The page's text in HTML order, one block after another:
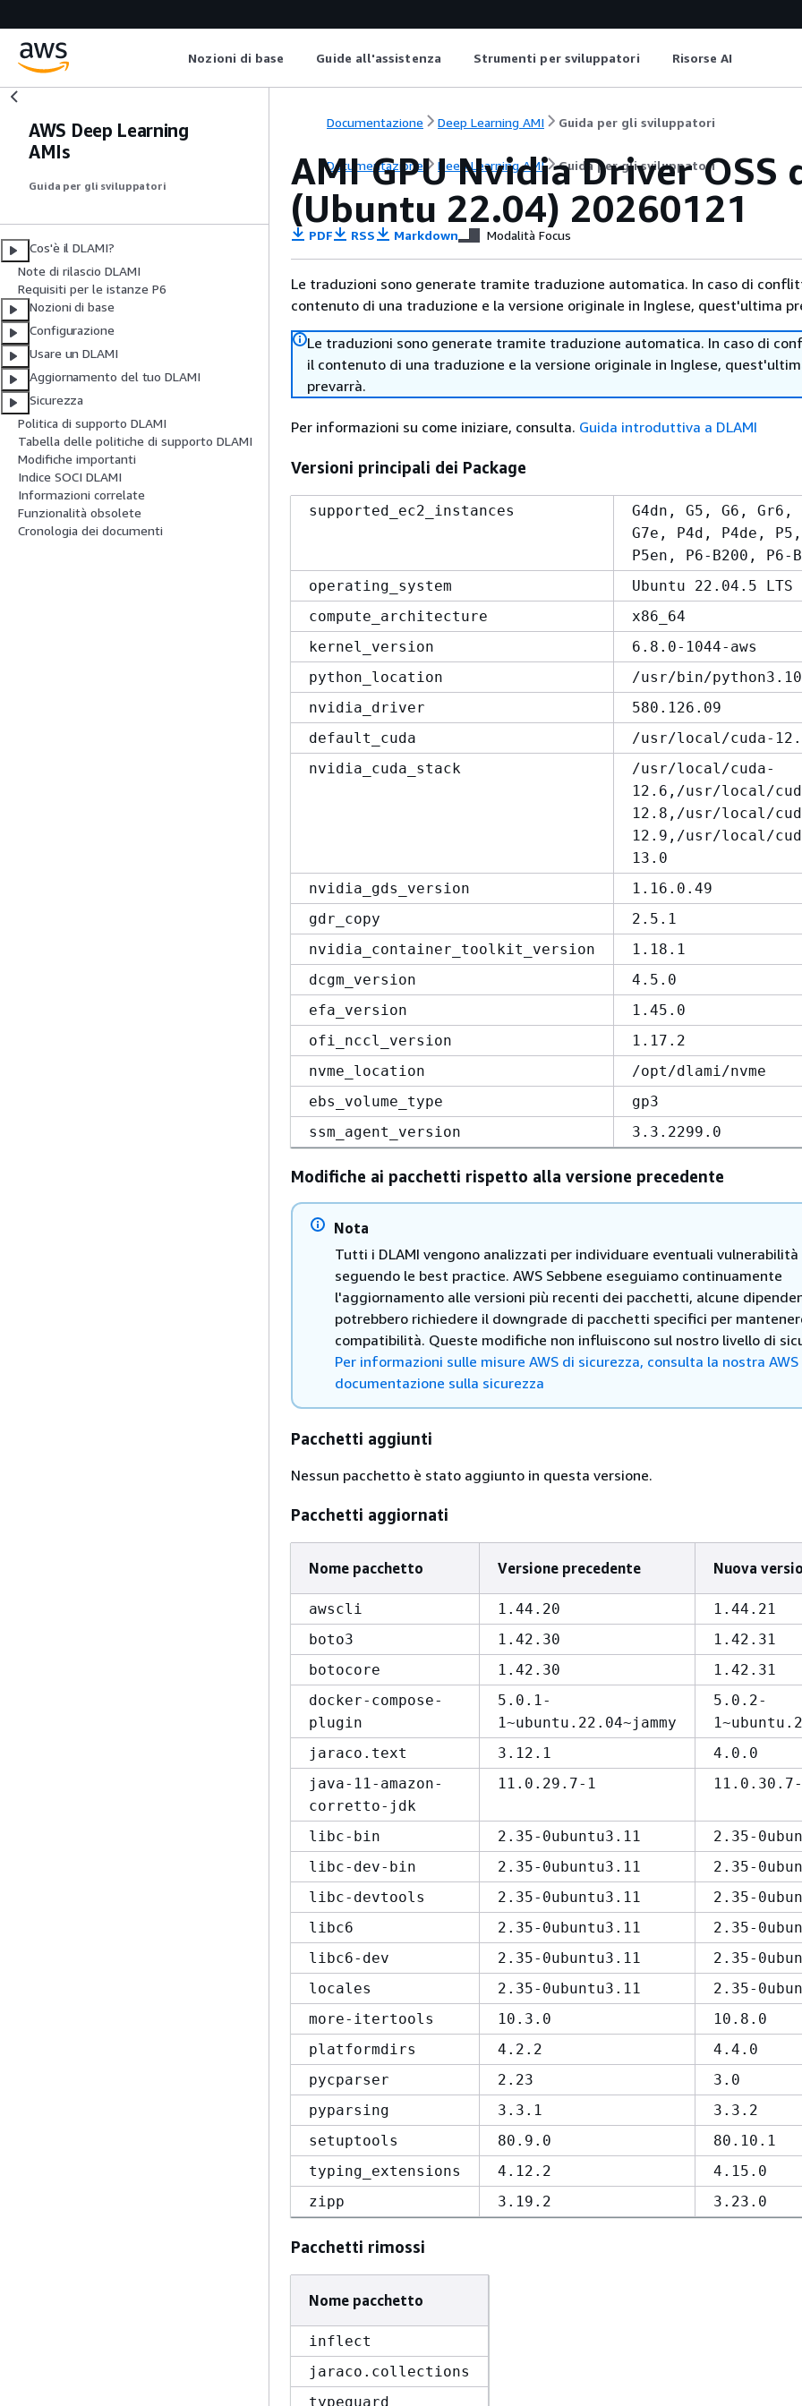
Nozioni di base Guide all'assistenza Strumenti per sviluppatori Risorse AI
AWS Deep Learning
AMIs
Guida per gli sviluppatori
Cos'è il DLAMI?
Note di rilascio DLAMI
Requisiti per le istanze P6
Nozioni di base
Configurazione
Usare un DLAMI
Aggiornamento del tuo DLAMI
Sicurezza
Politica di supporto DLAMI
Tabella delle politiche di supporto DLAMI
Modifiche importanti
Indice SOCI DLAMI
Informazioni correlate
Funzionalità obsolete
Cronologia dei documenti
Documentazione Deep Learning AMI Guida per gli sviluppatori
Documentazione Deep Learning AMI Guida per gli sviluppatori
AMI GPU Nvidia Driver OSS
(Ubuntu 22.04) 20260121
PDF RSS Markdown Modalità Focus
Le traduzioni sono generate tramite traduzione automatica. In caso di
contenuto di una traduzione e la versione originale in Inglese, quest'ultima
Le traduzioni sono generate tramite traduzione automatica. In caso di
il contenuto di una traduzione e la versione originale in Inglese,
prevarrà.
Per informazioni su come iniziare, consulta. Guida introduttiva a DLAMI
Versioni principali dei Package
supported_ec2_instances
G4dn, G5, G6, Gr6,
G7e, P4d, P4de,
P5en, P6-B200, P6-
operating_system
Ubuntu 22.04.5 LTS
compute_architecture
x86_64
kernel_version
6.8.0-1044-aws
python_location
/usr/bin/python3.10
nvidia_driver
580.126.09
default_cuda
/usr/local/cuda-
nvidia_cuda_stack
/usr/local/cuda-
12.6,/usr/local/
12.8,/usr/local/
12.9,/usr/local/
13.0
nvidia_gds_version
1.16.0.49
gdr_copy
2.5.1
nvidia_container_toolkit_version
1.18.1
dcgm_version
4.5.0
efa_version
1.45.0
ofi_nccl_version
1.17.2
nvme_location
/opt/dlami/nvme
ebs_volume_type
gp3
ssm_agent_version
3.3.2299.0
Modifiche ai pacchetti rispetto alla versione precedente
Nota
Tutti i DLAMI vengono analizzati per individuare eventuali vulnerabilità
seguendo le best practice. AWS Sebbene eseguiamo continuamente
l'aggiornamento alle versioni più recenti dei pacchetti, alcune
potrebbero richiedere il downgrade di pacchetti specifici per
compatibilità. Queste modifiche non influiscono sul nostro livello di
Per informazioni sulle misure AWS di sicurezza, consulta la nostra AWS
documentazione sulla sicurezza
Pacchetti aggiunti
Nessun pacchetto è stato aggiunto in questa versione.
Pacchetti aggiornati
Nome pacchetto Versione precedente Nuova
awscli 1.44.20
1.44.21
boto3
1.42.30
1.42.31
botocore
1.42.30
1.42.31
docker-compose-
plugin
5.0.1-
1~ubuntu.22.04~jammy
5.0.2-
jaraco.text
3.12.1
4.0.0
java-11-amazon-
corretto-jdk
11.0.29.7-1
libc-bin 2.35-0ubuntu3.11
2.35-
libc-dev-bin
2.35-0ubuntu3.11
2.35-
libc-devtools
2.35-0ubuntu3.11
2.35-
libc6
2.35-0ubuntu3.11
2.35-
libc6-dev
2.35-0ubuntu3.11
2.35-
locales
2.35-0ubuntu3.11
2.35-
more-itertools
10.3.0
10.8.0
platformdirs
4.2.2
4.4.0
pycparser
2.23
3.0
pyparsing
3.3.1
3.3.2
setuptools
80.9.0
80.10.1
typing_extensions
4.12.2
4.15.0
zipp
3.19.2 3.23.0
Pacchetti rimossi
Nome pacchetto
inflect
jaraco.collections
typeguard